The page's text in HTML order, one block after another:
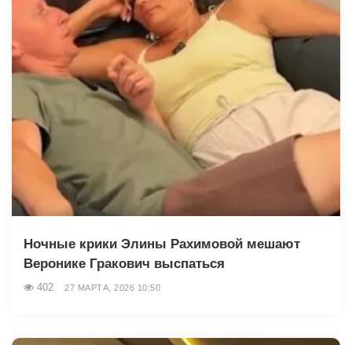
Ночные крики Элины Рахимовой мешают
Веронике Гракович выспаться
402 27 МАРТА, 2026 10:50